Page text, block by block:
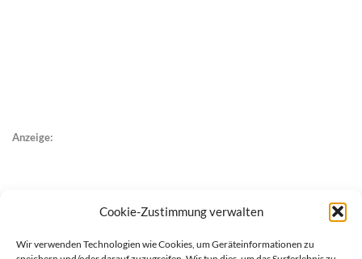
Cookie-Zustimmung verwalten
Wir verwenden Technologien wie Cookies, um Geräteinformationen zu
Anzeige: